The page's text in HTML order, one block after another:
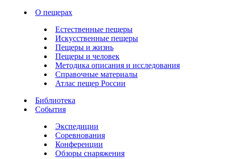
О пещерах
Естественные пещеры
Искусственные пещеры
Пещеры и жизнь
Пещеры и человек
Методика описания и исследования
Справочные материалы
Атлас пещер России
Библиотека
События
Экспедиции
Соревнования
Конференции
Обзоры снаряжения